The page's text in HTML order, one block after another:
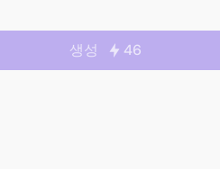
생성 46